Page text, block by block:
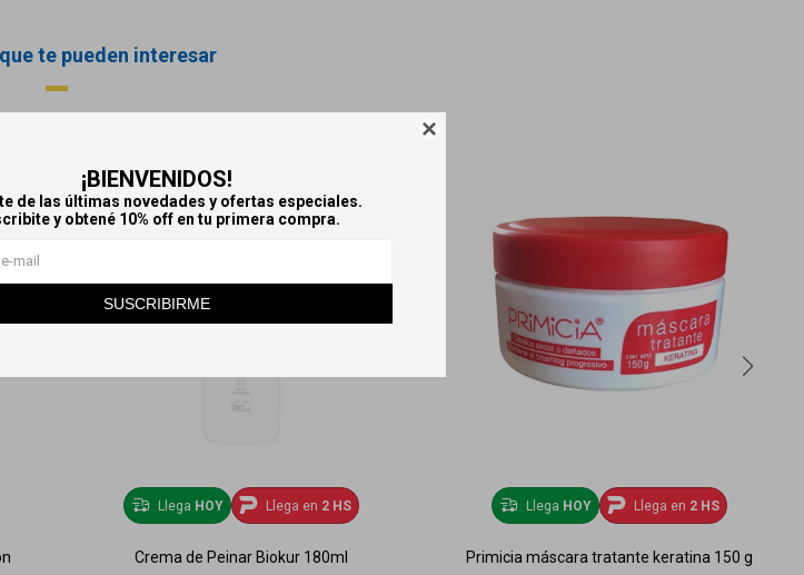

¡BIENVENIDOS!
de las últimas novedades y ofertas especiales.
y obtené 10% off en tu primera compra.
SUSCRIBIRME
te pueden interesar
Llega HOY Llega en 2 HS
Crema de Peinar Biokur 180ml
Llega HOY Llega en 2 HS
Primicia máscara tratante keratina 150 g